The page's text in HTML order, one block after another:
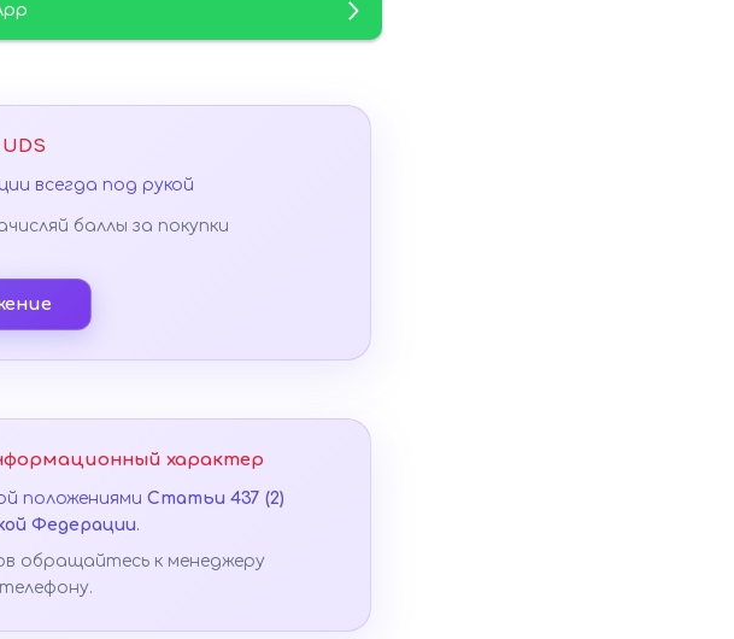
всегда под рукой
баллы за покупки
характер
положениями Статьи 437 (2)
Федерации.
обращайтесь к менеджеру